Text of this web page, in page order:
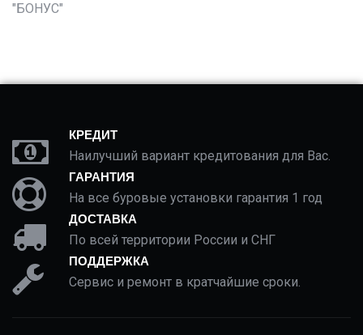
"БОНУС"
КРЕДИТ
Наилучший вариант кредитования для Вас.
ГАРАНТИЯ
На все буровые установки гарантия 1 год
ДОСТАВКА
По всей территории России и СНГ
ПОДДЕРЖКА
Сервис и ремонт в кратчайшие сроки.